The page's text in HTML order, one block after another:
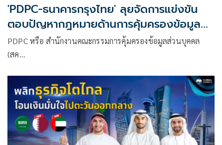
'PDPC-ธนาคารกรุงไทย' ลุยจัดการแข่งขัน
ตอบปัญหากฎหมายด้านการคุ้มครองข้อมูล
ส่วนบุคคล
PDPC หรือ สำนักงานคณะกรรมการคุ้มครองข้อมูลส่วนบุคคล
(สค…